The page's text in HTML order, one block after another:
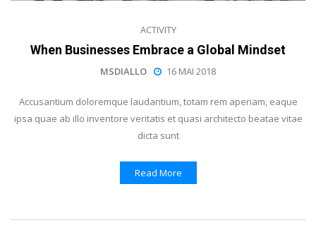
ACTIVITY
When Businesses Embrace a Global Mindset
MSDIALLO 16 MAI 2018
Accusantium doloremque laudantium, totam rem aperiam, eaque
ipsa quae ab illo inventore veritatis et quasi architecto beatae vitae
dicta sunt
Read More